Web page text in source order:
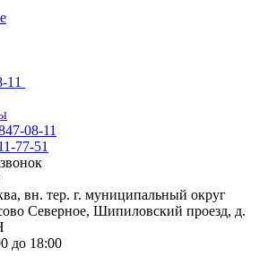
11
08-11
77-51
вн. тер. г. муниципальный округ
Северное, Шипиловский проезд, д.
до 18:00